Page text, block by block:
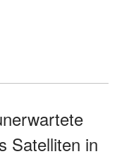
Satelliten in